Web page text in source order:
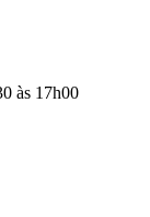
às 17h00